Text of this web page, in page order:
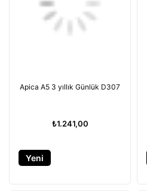
Apica A5 3 yıllık Günlük D307
₺1.241,00
Yeni